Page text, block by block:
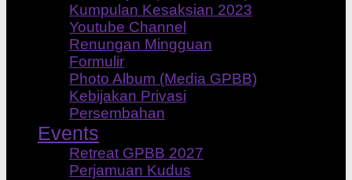
Kumpulan Kesaksian 2023
Youtube Channel
Renungan Mingguan
Formulir
Photo Album (Media GPBB)
Kebijakan Privasi
Persembahan
Events
Retreat GPBB 2027
Perjamuan Kudus